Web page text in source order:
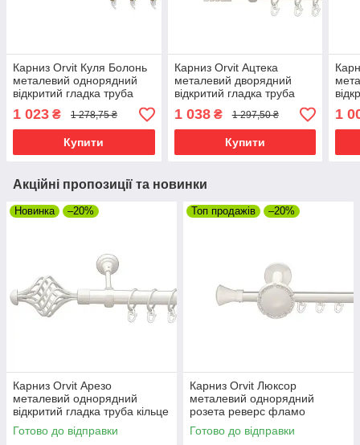
Карниз Orvit Куля Болонь
металевий однорядний
відкритий гладка труба
кільце фасонне металеве
Золото 19 мм 300 см (00-
00009229)
1 023 ₴ 1 278,75 ₴
Купити
Карниз Orvit Ацтека
металевий дворядний
відкритий гладка труба
25\19 мм 160 см (00-
00010318)
1 038₴ 1 297,50 ₴
Купити
1
Акційні пропозиції та новинки
Новинка –20%
Карниз Orvit Арезо
металевий однорядний
відкритий гладка труба кільце
металеве Арктіс 25 мм 200
см (00-00009527)
Готово до відправки
Топ продажів –20%
Карниз Orvit Люксор
металевий однорядний
розета реверс фламо
профільна труба Арктіс 19
мм 200 см (00-00009599)
Готово до відправки